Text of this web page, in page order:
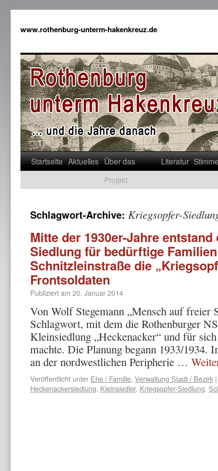
www.rothenburg-unterm-hakenkreuz.de
Startseite Aktuelles Über das
Projekt
Literatur
Schlagwort-Archive: Kriegsopfer-
Mitte der 1930er-Jahre
Siedlung für bedürftige
Schnitzleinstraße die
Frontsoldaten
Publiziert am 20. Januar 2014
Von Wolf Stegemann „Mensch auf freier
Schlagwort, mit dem die Rothenburger
Kleinsiedlung „Heckenacker“ und für
machte. Die Planung begann 1933/1934.
an der nordwestlichen Peripherie …
Veröffentlicht unter Ehe / Familie, Verwaltung Stadt / Bezirk |
Heckenackersiedlung, Kleinsiedler, Kriegsopfer-Siedlung,